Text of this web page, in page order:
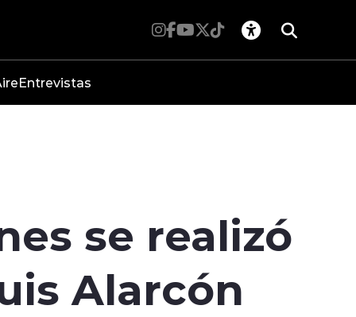
Entrevistas
se realizó
Alarcón